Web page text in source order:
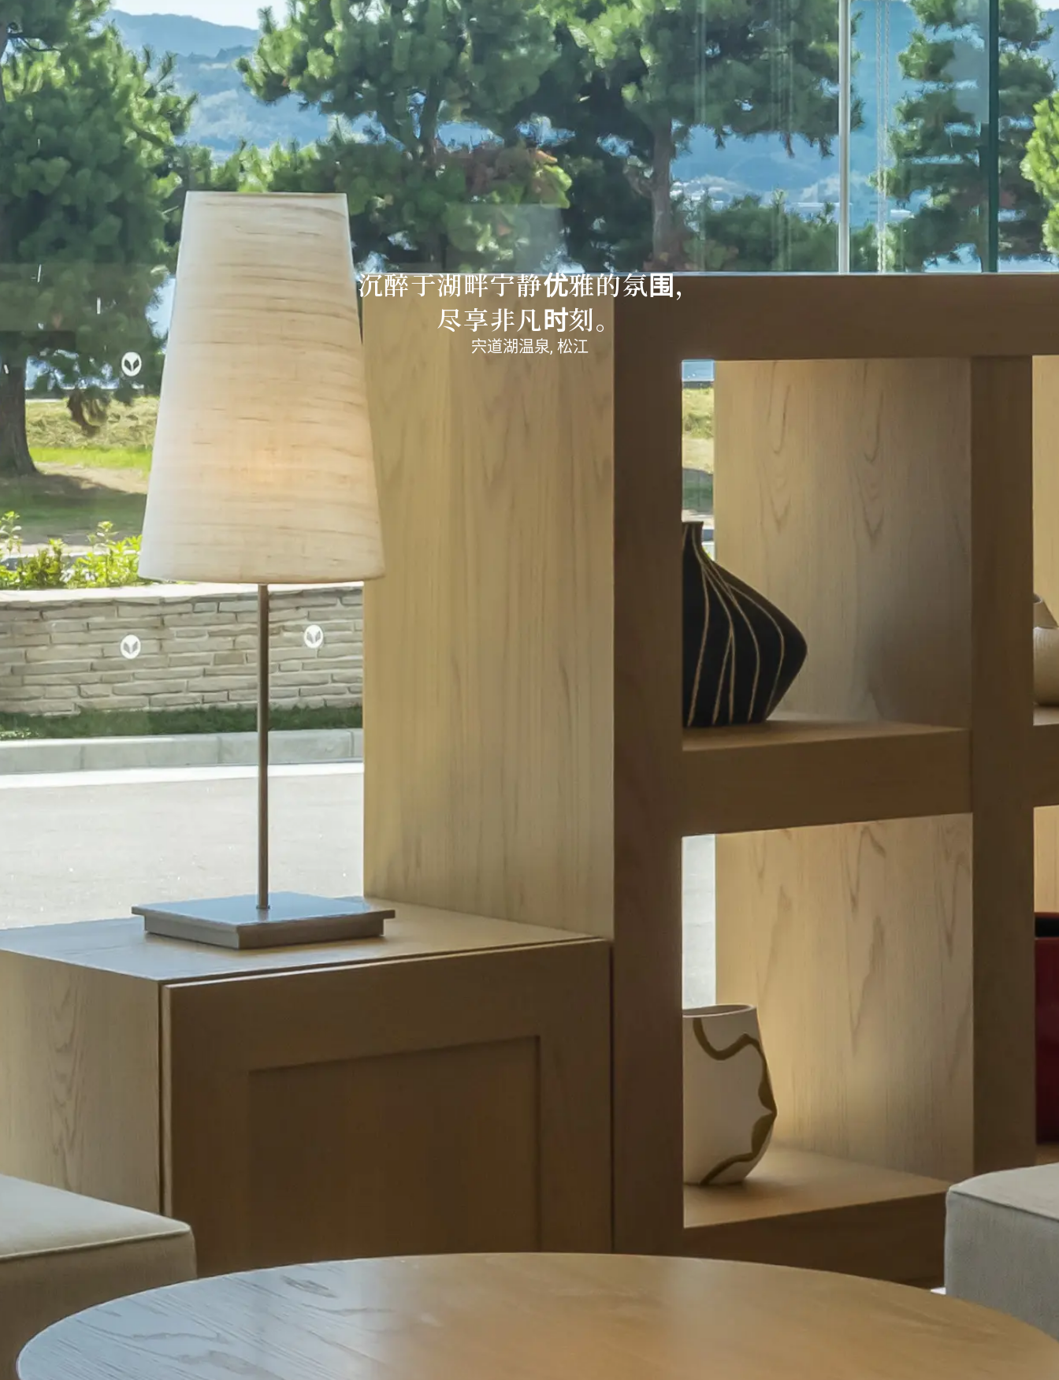
沉醉于湖畔宁静优雅的氛围，
尽享非凡时刻。
宍道湖温泉, 松江